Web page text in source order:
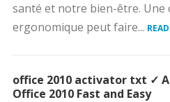
santé et notre bien-être. Une
ergonomique peut faire...
office 2010 activator txt ✓
Office 2010 Fast and Easy